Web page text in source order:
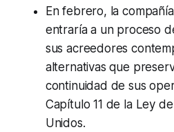
En febrero, la
entraría a un proceso
sus acreedores
alternativas que
continuidad de sus
Capítulo 11 de la Ley
Unidos.